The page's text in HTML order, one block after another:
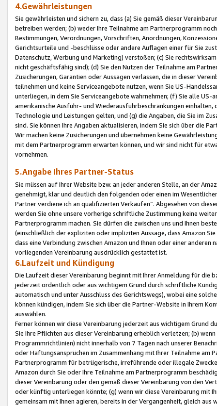
4.Gewährleistungen
Sie gewährleisten und sichern zu, dass (a) Sie gemäß dieser
betreiben werden; (b) weder Ihre Teilnahme am Partnerprogramm
Bestimmungen, Verordnungen, Vorschriften, Anordnungen,
Gerichtsurteile und -beschlüsse oder andere Auflagen einer für Sie
Datenschutz, Werbung und Marketing) verstoßen; (c) Sie
nicht geschäftsfähig sind); (d) Sie den Nutzen der Teilnahme am
Zusicherungen, Garantien oder Aussagen verlassen, die in dieser
teilnehmen und keine Serviceangebote nutzen, wenn Sie US-
unterliegen, in dem Sie Serviceangebote wahrnehmen; (f) Sie alle
amerikanische Ausfuhr- und Wiederausfuhrbeschränkungen
Technologie und Leistungen gelten, und (g) die Angaben, die Sie im
sind. Sie können Ihre Angaben aktualisieren, indem Sie sich über die
Wir machen keine Zusicherungen und übernehmen keine
mit dem Partnerprogramm erwarten können, und wir sind nicht für
vornehmen.
5.Angabe Ihres Partner-Status
Sie müssen auf Ihrer Website bzw. an jeder anderen Stelle, an der
genehmigt, klar und deutlich den folgenden oder einen im
Partner verdiene ich an qualifizierten Verkäufen“. Abgesehen von
werden Sie ohne unsere vorherige schriftliche Zustimmung keine
Partnerprogramm machen. Sie dürfen die zwischen uns und Ihnen
(einschließlich der expliziten oder impliziten Aussage, dass Amazon
dass eine Verbindung zwischen Amazon und Ihnen oder einer
vorliegenden Vereinbarung ausdrücklich gestattet ist.
6.Laufzeit und Kündigung
Die Laufzeit dieser Vereinbarung beginnt mit Ihrer Anmeldung für die
jederzeit ordentlich oder aus wichtigem Grund durch schriftliche
automatisch und unter Ausschluss des Gerichtswegs), wobei eine
können kündigen, indem Sie sich über die Partner-Website in Ihrem
auswählen.
Ferner können wir diese Vereinbarung jederzeit aus wichtigem Grund
Sie Ihre Pflichten aus dieser Vereinbarung erheblich verletzen; (b)
Programmrichtlinien) nicht innerhalb von 7 Tagen nach unserer
oder Haftungsansprüchen im Zusammenhang mit Ihrer Teilnahme am
Partnerprogramm für betrügerische, irreführende oder illegale
Amazon durch Sie oder Ihre Teilnahme am Partnerprogramm
dieser Vereinbarung oder den gemäß dieser Vereinbarung von den
oder künftig unterliegen könnte; (g) wenn wir diese Vereinbarung mit
gemeinsam mit Ihnen agieren, bereits in der Vergangenheit, gleich